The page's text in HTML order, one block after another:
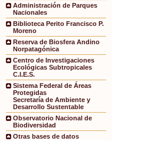
Administración de Parques
Nacionales
Biblioteca Perito Francisco P.
Moreno
Reserva de Biosfera Andino
Norpatagónica
Centro de Investigaciones
Ecológicas Subtropicales
C.I.E.S.
Sistema Federal de Áreas
Protegidas
Secretaría de Ambiente y
Desarrollo Sustentable
Observatorio Nacional de
Biodiversidad
Otras bases de datos